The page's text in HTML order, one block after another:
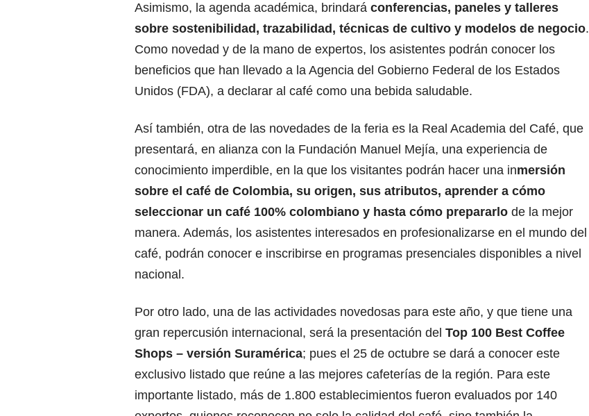
Asimismo, la agenda académica, brindará conferencias, paneles y talleres
sobre sostenibilidad, trazabilidad, técnicas de cultivo y modelos de negocio.
Como novedad y de la mano de expertos, los asistentes podrán conocer los
beneficios que han llevado a la Agencia del Gobierno Federal de los Estados
Unidos (FDA), a declarar al café como una bebida saludable.
Así también, otra de las novedades de la feria es la Real Academia del Café, que
presentará, en alianza con la Fundación Manuel Mejía, una experiencia de
conocimiento imperdible, en la que los visitantes podrán hacer una inmersión
sobre el café de Colombia, su origen, sus atributos, aprender a cómo
seleccionar un café 100% colombiano y hasta cómo prepararlo de la mejor
manera. Además, los asistentes interesados en profesionalizarse en el mundo del
café, podrán conocer e inscribirse en programas presenciales disponibles a nivel
nacional.
Por otro lado, una de las actividades novedosas para este año, y que tiene una
gran repercusión internacional, será la presentación del Top 100 Best Coffee
Shops – versión Suramérica; pues el 25 de octubre se dará a conocer este
exclusivo listado que reúne a las mejores cafeterías de la región. Para este
importante listado, más de 1.800 establecimientos fueron evaluados por 140